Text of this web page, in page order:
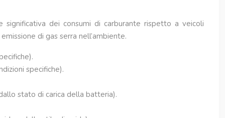
dei consumi di carburante rispetto a veicoli
di gas serra nell’ambiente.
specifiche).
stato di carica della batteria).